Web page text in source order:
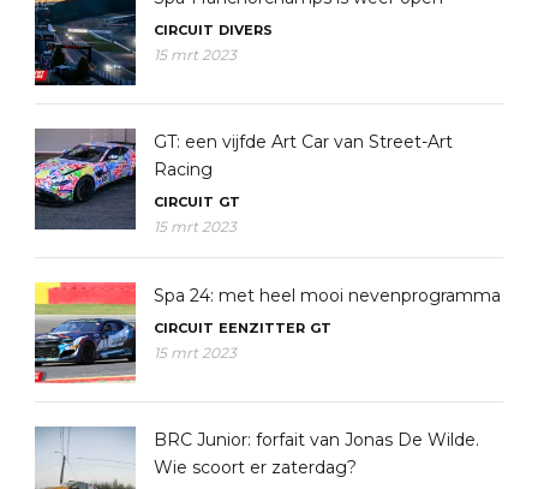
CIRCUIT DIVERS
15 mrt 2023
GT: een vijfde Art Car van Street-Art
Racing
CIRCUIT GT
15 mrt 2023
Spa 24: met heel mooi nevenprogramma
CIRCUIT EENZITTER GT
15 mrt 2023
BRC Junior: forfait van Jonas De Wilde.
Wie scoort er zaterdag?